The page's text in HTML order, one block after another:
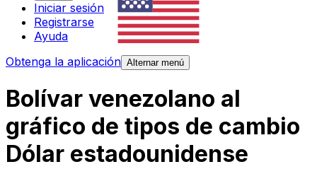
Iniciar sesión
Registrarse
Ayuda
Obtenga la aplicación Alternar menú
Bolívar venezolano al
gráfico de tipos de cambio
Dólar estadounidense